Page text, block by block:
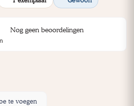
Nog geen beoordelingen
te voegen